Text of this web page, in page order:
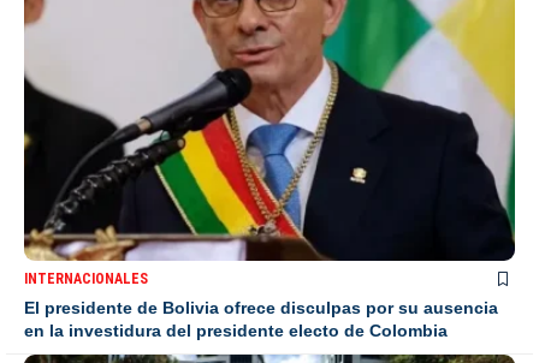
INTERNACIONALES
El presidente de Bolivia ofrece disculpas por su ausencia
en la investidura del presidente electo de Colombia